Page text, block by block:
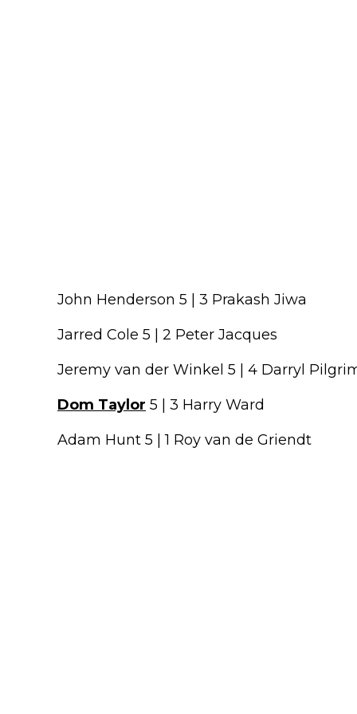
John Henderson 5 | 3 Prakash Jiwa
Jarred Cole 5 | 2 Peter Jacques
Jeremy van der Winkel 5 | 4 Darryl
Dom Taylor 5 | 3 Harry Ward
Adam Hunt 5 | 1 Roy van de Griendt